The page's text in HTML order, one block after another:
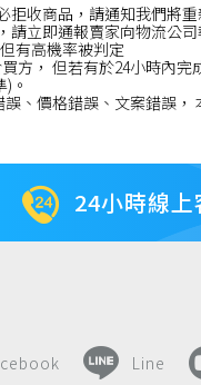
收商品，請通知我們將重
立即通報賣家向物流公
有高機率被判定
方， 但若有於24小時內完
。
、價格錯誤、文案錯誤，
24小時線上
Line